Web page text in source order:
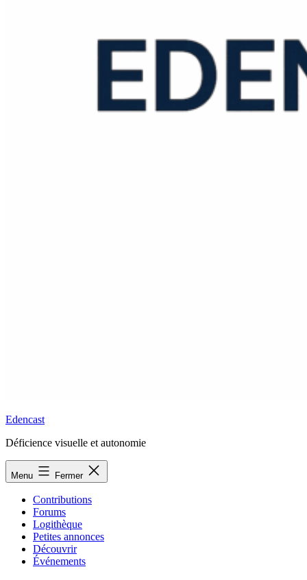
Edencast
Déficience visuelle et autonomie
Menu Fermer
Contributions
Forums
Logithèque
Petites annonces
Découvrir
Événements